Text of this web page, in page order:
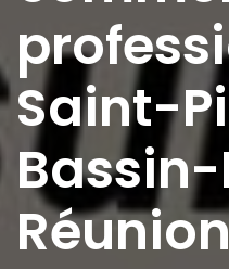
Saint-